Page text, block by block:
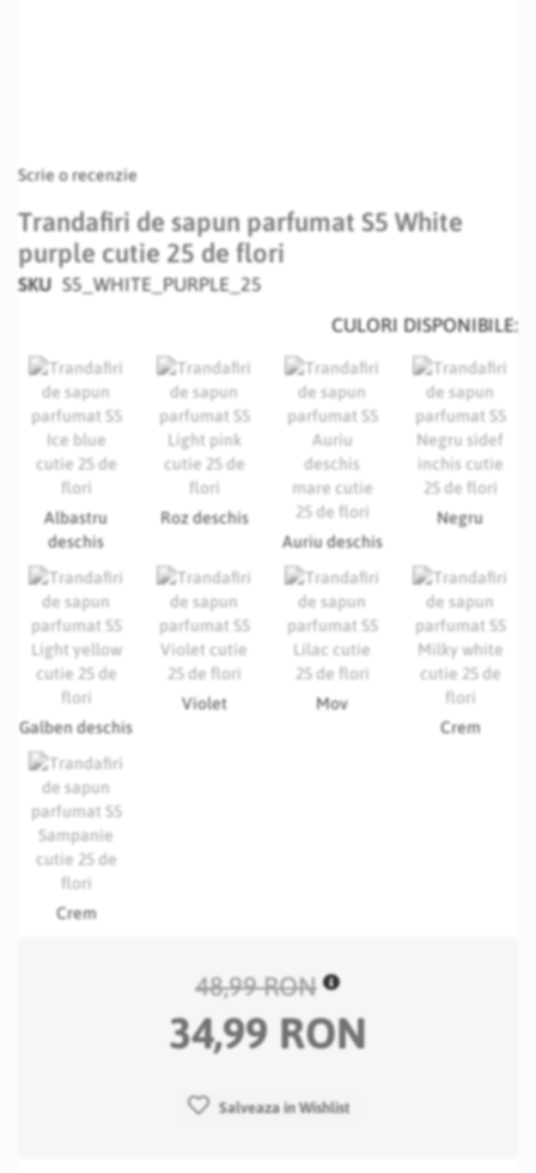
Scrie o recenzie
Trandafiri de sapun parfumat S5 White
purple cutie 25 de flori
SKU S5_WHITE_PURPLE_25
CULORI DISPONIBILE:
Albastru
deschis
Roz deschis
Auriu deschis
Negru
Galben deschis
Violet
Mov
Crem
Crem
48,99 RON
34,99 RON
Salveaza in Wishlist